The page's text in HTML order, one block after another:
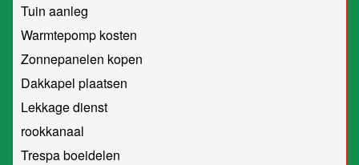
Tuin aanleg
Warmtepomp kosten
Zonnepanelen kopen
Dakkapel plaatsen
Lekkage dienst
rookkanaal
Trespa boeidelen